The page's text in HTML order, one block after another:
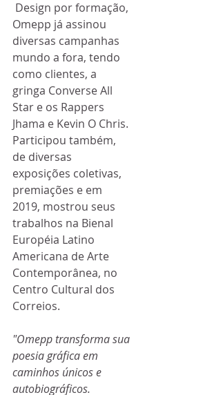
Omepp já assinou
diversas campanhas
mundo a fora, tendo
como clientes, a
gringa Converse All
Star e os Rappers
Jhama e Kevin O Chris.
Participou também,
de diversas
exposições coletivas,
premiações e em
2019, mostrou seus
trabalhos na Bienal
Européia Latino
Americana de Arte
Contemporânea, no
Centro Cultural dos
Correios.
"Omepp transforma sua
poesia gráfica em
caminhos únicos e
autobiográficos.